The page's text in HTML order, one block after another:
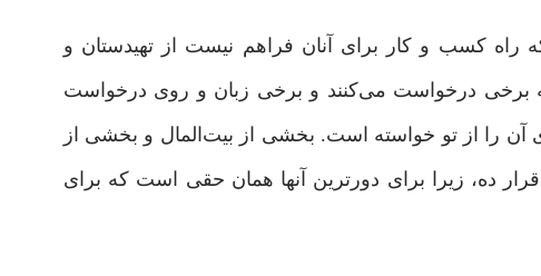
راه کسب و کار برای آنان فراهم نیست از تهیدستان و
که برخی درخواست می‌کنند و برخی زبان و روی درخواست
آن را از تو خواسته است. بخشی از بیت‌المال و بخشی از
ده، زیرا برای دورترین آنها همان حقی است که برای